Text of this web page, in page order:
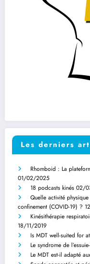
Les derniers
Rhomboid : La
01/02/2025
18 podcasts kinés 02/
Quelle activité
confinement (COVID-19) ?
Kinésithérapie
18/11/2019
Is MDT well-suited for
Le syndrome de
Le MDT est-il adapté